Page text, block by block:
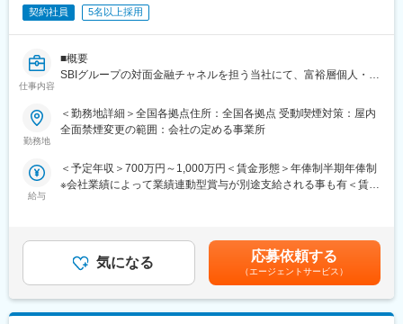
・新規開拓は原則不要で、トスアップ中心の営業スタイルとなり
ます。銀行との関係構築（勉強会・情報連携）も重要な役割で
（3） SBI新生銀行との共同店舗（SBI新生ウェルスマネジメン
・SBI新生銀行から紹介される顧客に対し、対面で資産運用提案を
実施。
・1日3～5件程度の商談機会があり、安定的なリード供給を背景
（4） FA部（来店型営業）
ります。若手比率が高く、教育・育成体制が充実している点も特
徴です。
（5） プライベートバンカー（PB部）
・上場企業オーナーやIPO経営者などの超富裕層に対し、資産運
契約社員 5名以上採用
仕事内容
■概要
SBIグループの対面金融チャネルを担う当社にて、富裕層個人・経
マネジメントを担うプレイングマネージャーとしてご活躍いただ
きます。
直営店舗・銀行連携拠点（地銀／SBI新生）・PB部門などから配
提携金融機関との連携強化を推進いただきます。
からの紹介を通じた資産運用提案を担当。
・株式・投信・債券に加え、不動産小口化商品やオルタナティブ
投資など幅広い商材を扱い、顧客の資産全体に踏み込んだ提案が
可能。
勤務地
＜勤務地詳細＞全国各拠点住所：全国各拠点 受動喫煙対策：屋内
全面禁煙変更の範囲：会社の定める事業所
給与
＜予定年収＞700万円～1,000万円＜賃金形態＞年俸制半期年俸制
※会社業績によって業績連動型賞与が別途支給される事も有＜賃金
通じて上下する可能性があります。・賞与：1回／年（業績連
動）、昇給：2回／年賃金はあくまでも目安の金額であり、選考を
通じて上下する可能性があります。月給(月額)は固定手当を含めた
表記です。
気になる 応募依頼する
（エージェントサービス）